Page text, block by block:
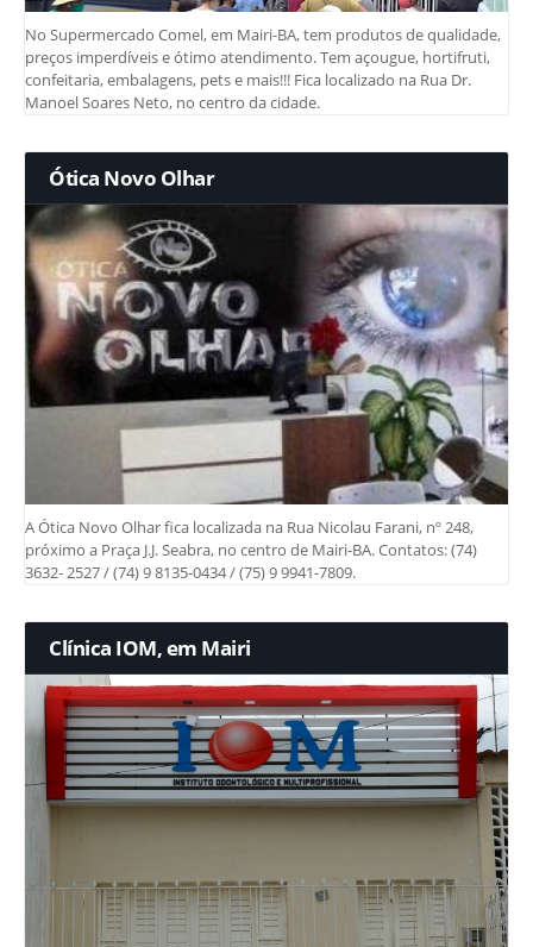
No Supermercado Comel, em Mairi-BA, tem produtos de qualidade,
preços imperdíveis e ótimo atendimento. Tem açougue, hortifruti,
confeitaria, embalagens, pets e mais!!! Fica localizado na Rua Dr.
Manoel Soares Neto, no centro da cidade.
Ótica Novo Olhar
A Ótica Novo Olhar fica localizada na Rua Nicolau Farani, nº 248,
próximo a Praça J.J. Seabra, no centro de Mairi-BA. Contatos: (74)
3632- 2527 / (74) 9 8135-0434 / (75) 9 9941-7809.
Clínica IOM, em Mairi